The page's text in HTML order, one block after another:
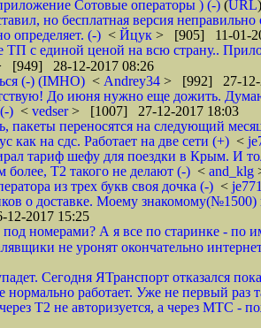
Сотовые операторы ) (-) (URL
но бесплатная версия
определяет. (-) < Йцук > [905] 11-01-
ТП с единой ценой на всю страну..
[949] 28-12-2017 08:26
(-) (IMHO) < Andrey34 > [992] 27-12-
До июня нужно еще дожить.
) < vedser> [1007] 27-12-2017 18:03
пакеты переносятся на следующий
как на сдс. Работает на две сети (+) <
тариф шефу для поездки в Крым. И
более, Т2 такого не делают (-) < and_klg
из трех букв своя дочка (-) <
о доставке. Моему знакомому(№1500)
2017 15:25
под номерами? А я все по старинке - по
не уронят окончательно
Сегодня ЯТранспорт отказался
нормально работает. Уже не первый раз
Т2 не авторизуется, а через МТС -